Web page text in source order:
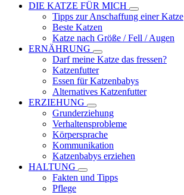
DIE KATZE FÜR MICH
Tipps zur Anschaffung einer Katze
Beste Katzen
Katze nach Größe / Fell / Augen
ERNÄHRUNG
Darf meine Katze das fressen?
Katzenfutter
Essen für Katzenbabys
Alternatives Katzenfutter
ERZIEHUNG
Grunderziehung
Verhaltensprobleme
Körpersprache
Kommunikation
Katzenbabys erziehen
HALTUNG
Fakten und Tipps
Pflege